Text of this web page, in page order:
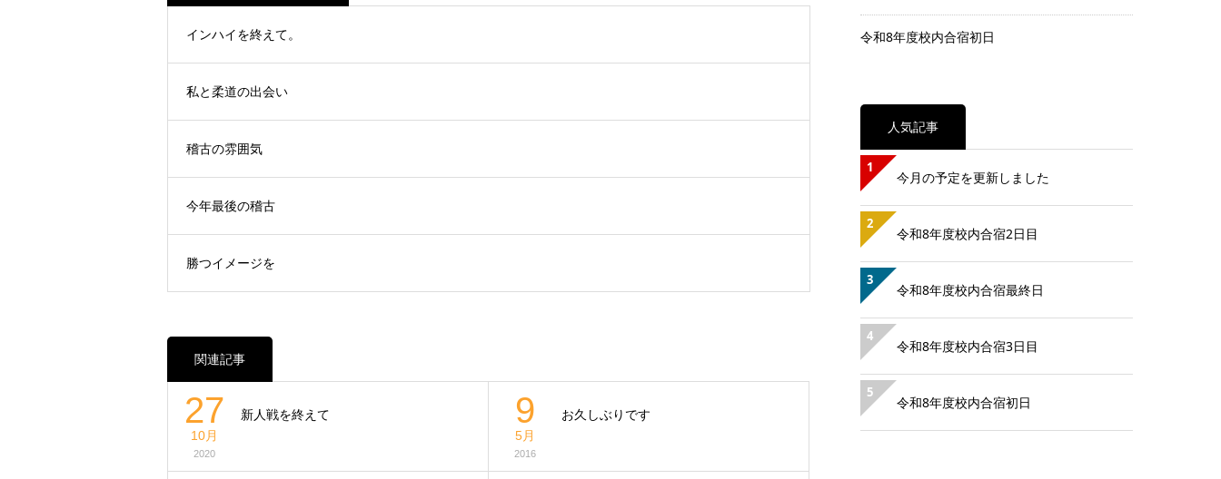
インハイを終えて。
私と柔道の出会い
稽古の雰囲気
今年最後の稽古
勝つイメージを
関連記事
27
10月
2020
新人戦を終えて 9
5月
2016
お久しぶりです
令和8年度校内合宿初日
人気記事
1
今月の予定を更新しました
2
令和8年度校内合宿2日目
3
令和8年度校内合宿最終日
4
令和8年度校内合宿3日目
5
令和8年度校内合宿初日